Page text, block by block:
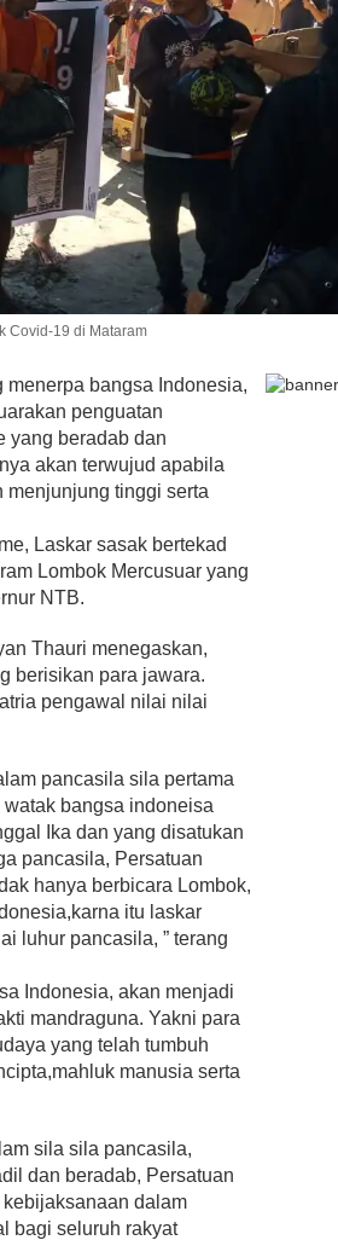
Covid-19 di Mataram
bangsa Indonesia,
penguatan
yang beradab dan
akan terwujud apabila
menjunjung tinggi serta
Laskar sasak bertekad
Lombok Mercusuar yang
NTB.
Thauri menegaskan,
berisikan para jawara.
pengawal nilai nilai
pancasila sila pertama
bangsa indoneisa
Ika dan yang disatukan
pancasila, Persatuan
hanya berbicara Lombok,
itu laskar
luhur pancasila, ” terang
Indonesia, akan menjadi
mandraguna. Yakni para
yang telah tumbuh
manusia serta
sila sila pancasila,
dan beradab, Persatuan
dalam
bagi seluruh rakyat